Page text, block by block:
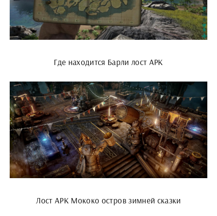
Где находится Барли лост АРК
Лост АРК Мококо остров зимней сказки